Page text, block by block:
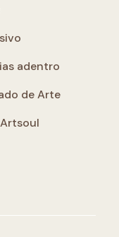
adentro
de Arte